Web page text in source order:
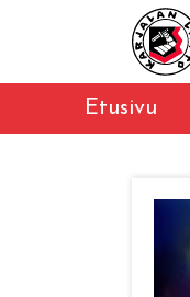
Etusivu